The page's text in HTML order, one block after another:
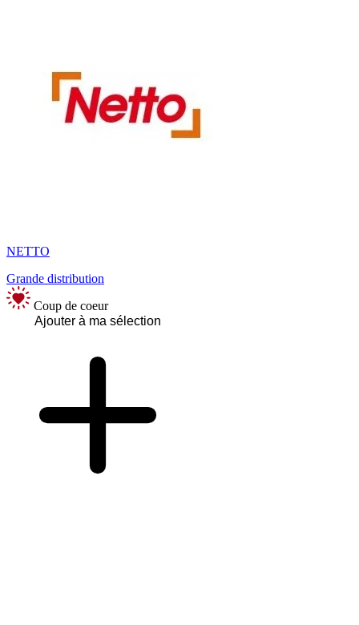
NETTO
Grande distribution
Coup de coeur
Ajouter à ma sélection